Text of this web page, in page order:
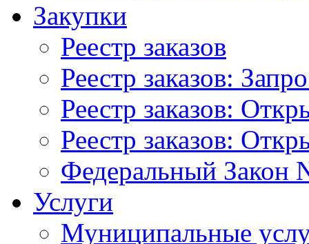
Закупки
Реестр заказов
Реестр заказов:
Реестр заказов:
Реестр заказов:
Федеральный Закон
Услуги
Муниципальные